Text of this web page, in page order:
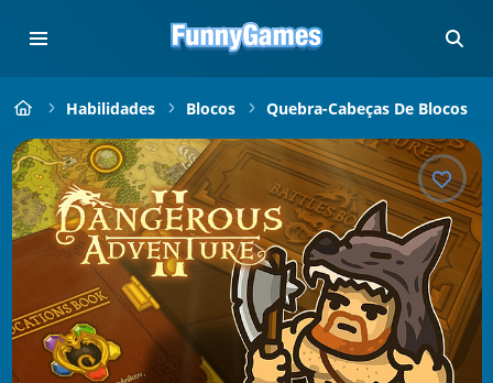
Habilidades Blocos Quebra-Cabeças De Blocos